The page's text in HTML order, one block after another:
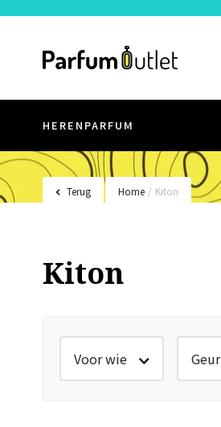
HERENPARFUM
Terug Home / Kiton
Kiton
Voor wie Geur